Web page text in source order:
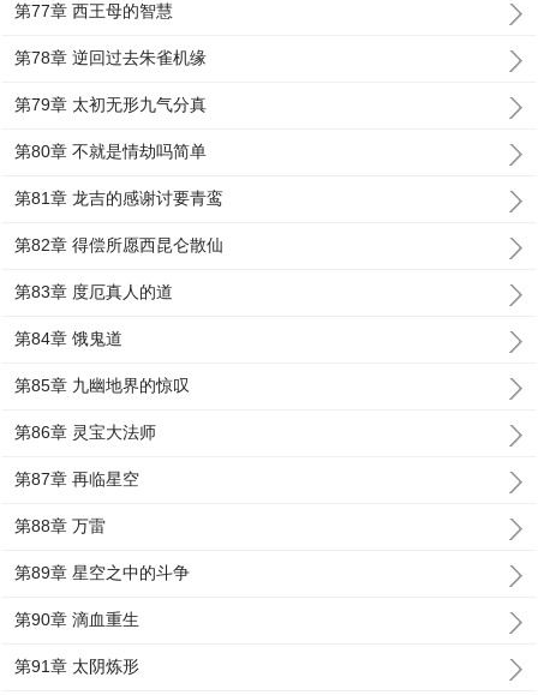
第77章 西王母的智慧
第78章 逆回过去朱雀机缘
第79章 太初无形九气分真
第80章 不就是情劫吗简单
第81章 龙吉的感谢讨要青鸾
第82章 得偿所愿西昆仑散仙
第83章 度厄真人的道
第84章 饿鬼道
第85章 九幽地界的惊叹
第86章 灵宝大法师
第87章 再临星空
第88章 万雷
第89章 星空之中的斗争
第90章 滴血重生
第91章 太阴炼形